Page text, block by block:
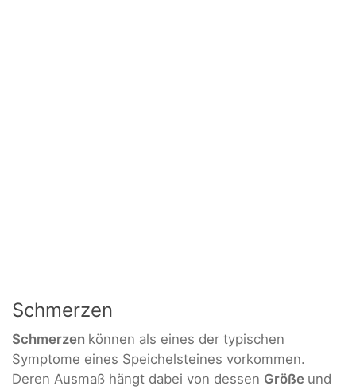
Schmerzen
Schmerzen können als eines der typischen
Symptome eines Speichelsteines vorkommen.
Deren Ausmaß hängt dabei von dessen Größe und